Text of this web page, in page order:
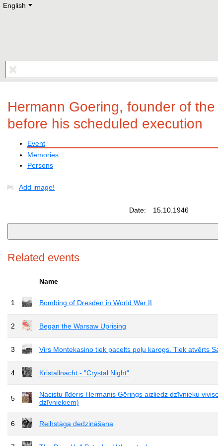
English E
Deutsch
Polski
Hebrew
Hermann Goering, founder of
before his scheduled execution
Event
Memories
Persons
Add image!
Date:
15.10.1946
Related events
Name
1 Bombing of Dresden in World War II
2 Began the Warsaw Uprising
3 Virs Montekasino tiek pacelts poļu karogs. Tiek atvērts
4 Kristallnacht - "Crystal Night"
5
Nacistu līderis Hermanis Gērings aizliedz dzīvnieku
dzīvniekiem)
6 Reihstāga dedzināšana